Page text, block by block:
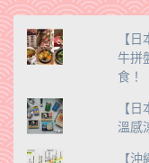
【
牛拼
食！
【
溫感
【